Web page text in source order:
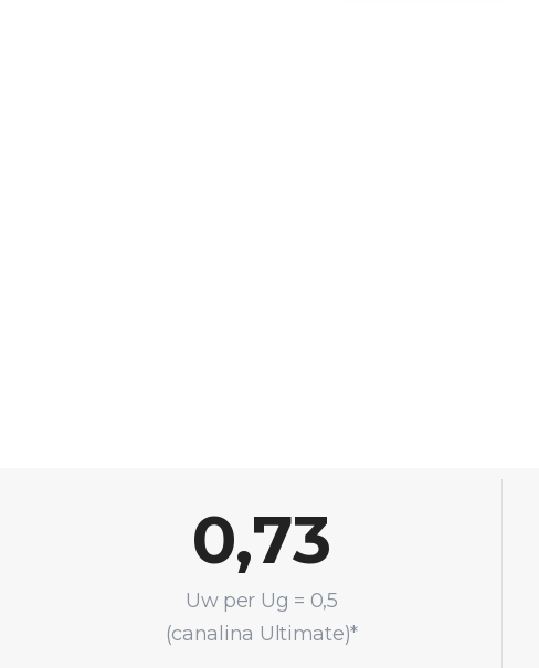
0,73
Uw per Ug = 0,5
(canalina Ultimate)*